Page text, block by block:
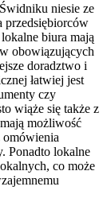
niesie ze
przedsiębiorców
biura mają
obowiązujących
doradztwo i
łatwiej jest
czy
wiąże się także z
możliwość
omówienia
Ponadto lokalne
co może